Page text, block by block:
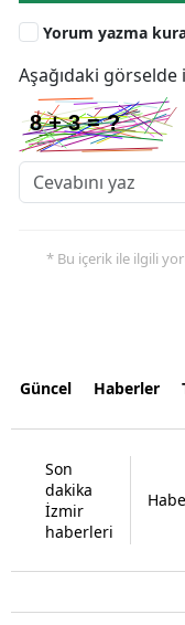
Yorum yazma
Aşağıdaki
* Bu içerik ile ilgili
Güncel Haberler
Son
dakika
İzmir
haberleri